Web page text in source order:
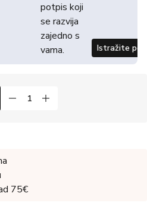
potpis koji
se razvija
zajedno s
vama.
Istražite
75€